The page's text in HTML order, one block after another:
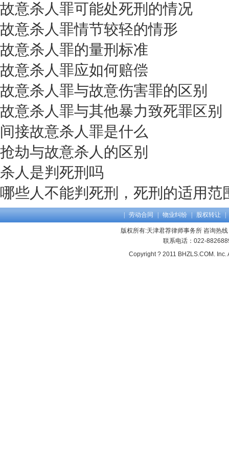
故意杀人罪可能处死刑的情况
故意杀人罪情节较轻的情形
故意杀人罪的量刑标准
故意杀人罪应如何赔偿
故意杀人罪与故意伤害罪的区别
故意杀人罪与其他暴力致死罪区别
间接故意杀人罪是什么
抢劫与故意杀人的区别
杀人是判死刑吗
哪些人不能判死刑，死刑的适用范
| 劳动合同 | 物业纠纷 | 股权转让 |
版权所有:天津君荐律师事务所 咨询
联系电话：022-
Copyright ? 2011 BHZLS.COM.